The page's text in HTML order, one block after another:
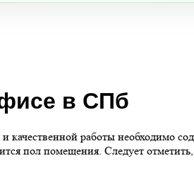
в СПб
работы необходимо
пол помещения. Следует